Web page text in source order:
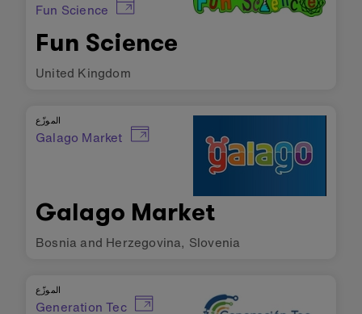
Fun Science
Fun Science
United Kingdom
الموزّع
Galago Market
Galago Market
Bosnia and Herzegovina, Slovenia
الموزّع
Generation Tec